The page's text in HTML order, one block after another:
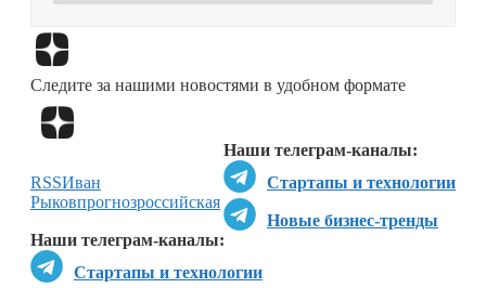
Следите за нашими новостями в удобном формате
Наши телеграм-каналы:
Стартапы и технологии
Новые бизнес-тренды
Наши телеграм-каналы:
Стартапы и технологии
RSSИван
Рыковпрогнозроссийская